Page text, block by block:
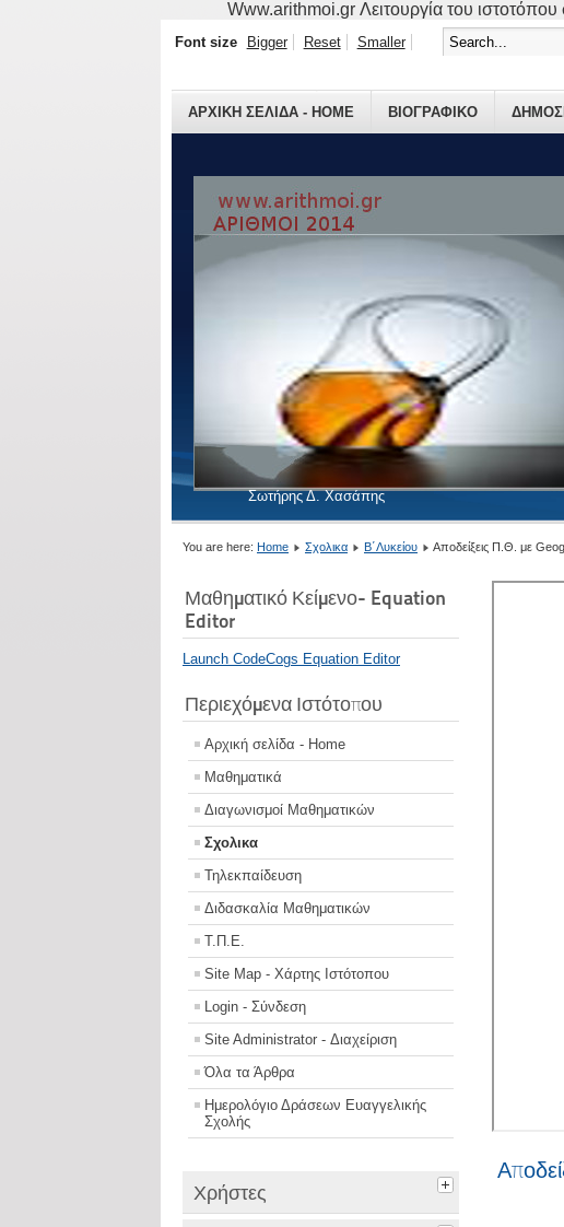
Www.arithmoi.gr Λειτουργία του
Σωτήρης Δ. Χασάπης
ΑΡΧΙΚΗ ΣΕΛΙΔΑ - HOME ΒΙΟΓΡΑΦΙΚO
Font size Bigger Reset Smaller
You are here: Home Σχολικα Β΄Λυκείου Αποδείξεις Π.Θ. με
Μαθηματικό Κείμενο- Equation
Editor
Launch CodeCogs Equation Editor
Περιεχόμενα Ιστότοπου
Αρχική σελίδα - Home
Μαθηματικά
Διαγωνισμοί Μαθηματικών
Σχολικα
Τηλεκπαίδευση
Διδασκαλία Μαθηματικών
Τ.Π.Ε.
Site Map - Χάρτης Ιστότοπου
Login - Σύνδεση
Site Administrator - Διαχείριση
Όλα τα Άρθρα
Ημερολόγιο Δράσεων Ευαγγελικής
Σχολής
Χρήστες